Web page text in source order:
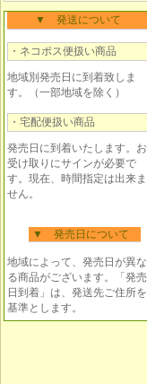
▼ 発送について
・ネコポス便扱い商品
地域別発売日に到着致しま
す。（一部地域を除く）
・宅配便扱い商品
発売日に到着いたします。お
受け取りにサインが必要で
す。現在、時間指定は出来ま
せん。
▼ 発売日について
地域によって、発売日が異な
る商品がございます。「発売
日到着」は、発送先ご住所を
基準とします。